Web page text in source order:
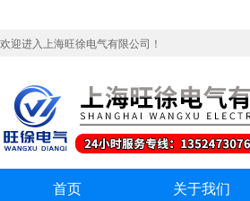
欢迎进入上海旺徐电气有限公司！
首页 关于我们